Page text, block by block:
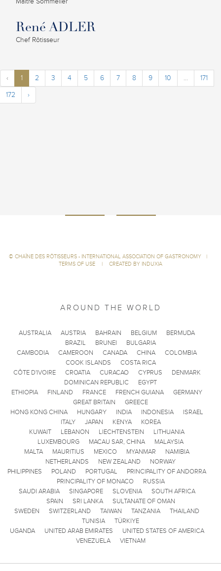
René ADLER
Chef Rôtisseur
‹ 1 2 3 4 5 6 7 8 9 10 ...
171
172
›
© CHAÎNE DES RÔTISSEURS - INTERNATIONAL ASSOCIATION OF GASTRONOMY
|
TERMS OF USE
| CREATED BY INDUXIA
AROUND THE WORLD
AUSTRALIA AUSTRIA BAHRAIN BELGIUM
BERMUDA
BRAZIL
BRUNEI
BULGARIA
CAMBODIA
CAMEROON CANADA CHINA
COLOMBIA
COOK ISLANDS
COSTA RICA
CÔTE D'IVOIRE
CROATIA CURACAO CYPRUS
DENMARK
DOMINICAN REPUBLIC
EGYPT
ETHIOPIA
FINLAND FRANCE FRENCH GUIANA
GERMANY
GREAT BRITAIN
GREECE
HONG KONG CHINA
HUNGARY INDIA INDONESIA
ISRAEL
ITALY
JAPAN KENYA
KOREA
KUWAIT
LEBANON LIECHTENSTEIN
LITHUANIA
LUXEMBOURG
MACAU SAR, CHINA
MALAYSIA
MALTA
MAURITIUS MEXICO MYANMAR
NAMIBIA
NETHERLANDS
NEW ZEALAND
NORWAY
PHILIPPINES
POLAND PORTUGAL
PRINCIPALITY OF ANDORRA
PRINCIPALITY OF MONACO
RUSSIA
SAUDI ARABIA
SINGAPORE SLOVENIA
SOUTH AFRICA
SPAIN
SRI LANKA
SULTANATE OF OMAN
SWEDEN
SWITZERLAND TAIWAN TANZANIA
THAILAND
TUNISIA
TÜRKIYE
UGANDA
UNITED ARAB EMIRATES
UNITED STATES OF AMERICA
VENEZUELA
VIETNAM